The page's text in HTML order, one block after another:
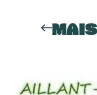
3 &